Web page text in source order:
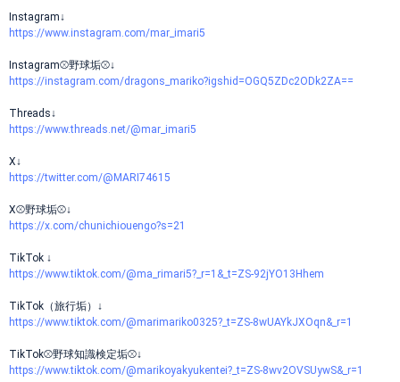
Instagram↓
https://www.instagram.com/mar_imari5
Instagram⚾野球垢⚾↓
https://instagram.com/dragons_mariko?igshid=OGQ5ZDc2ODk2ZA==
Threads↓
https://www.threads.net/@mar_imari5
X↓
https://twitter.com/@MARI74615
X⚾️野球垢⚾️↓
https://x.com/chunichiouengo?s=21
TikTok ↓
https://www.tiktok.com/@ma_rimari5?_r=1&_t=ZS-92jYO13Hhem
TikTok（旅行垢）↓
https://www.tiktok.com/@marimariko0325?_t=ZS-8wUAYkJXOqn&_r=1
TikTok⚾️野球知識検定垢⚾️↓
https://www.tiktok.com/@marikoyakyukentei?_t=ZS-8wv2OVSUywS&_r=1